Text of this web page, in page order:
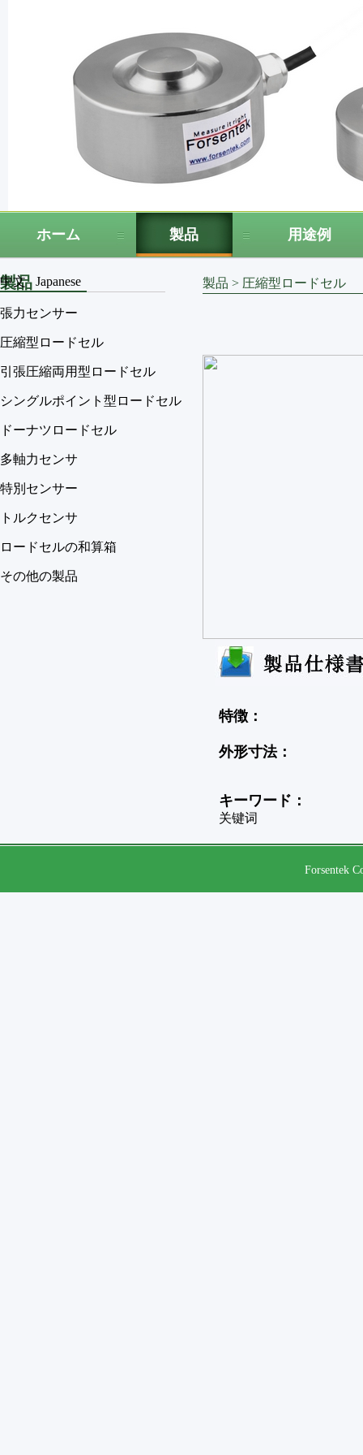
ホーム 製品 用途例
中文 Japanese
製品
張力センサー
圧縮型ロードセル
引張圧縮両用型ロードセル
シングルポイント型ロードセル
ドーナツロードセル
多軸力センサ
特別センサー
トルクセンサ
ロードセルの和算箱
その他の製品
製品 > 圧縮型ロードセル
特徴：
外形寸法：
キーワード：
关键词
Forsentek